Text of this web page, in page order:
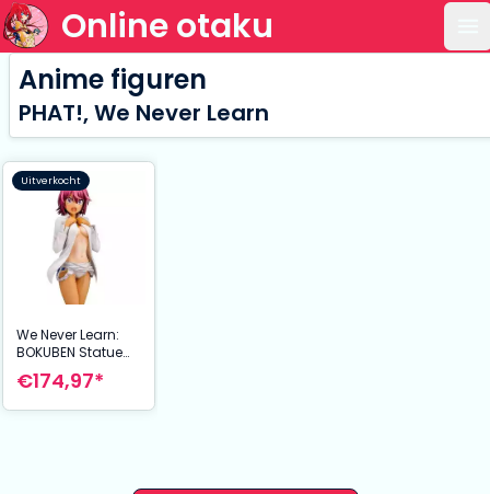
Online otaku
Anime figuren
PHAT!, We Never Learn
Uitverkocht
We Never Learn:
BOKUBEN Statue
PVC 1/7 Uruka
Takemoto 23 cm
€174,97*